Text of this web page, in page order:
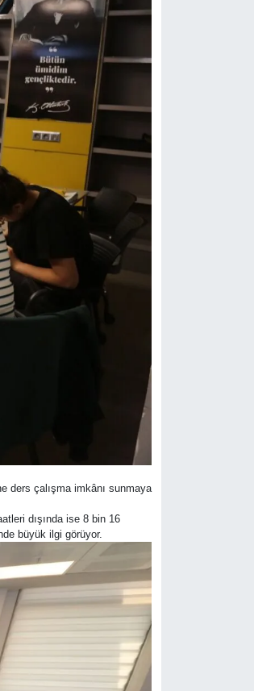
ders çalışma imkânı sunmaya
dışında ise 8 bin 16
büyük ilgi görüyor.